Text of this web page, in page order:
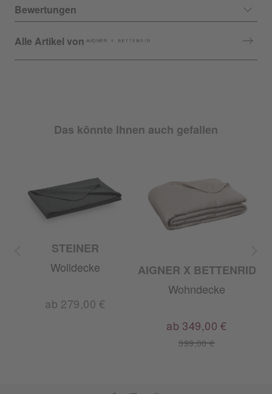
Bewertungen
Alle Artikel von
Das könnte Ihnen auch gefallen
STEINER
Wolldecke
ab 279,00 €
AIGNER X BETTENRID
Wohndecke
399,00 €
ab 349,00 €